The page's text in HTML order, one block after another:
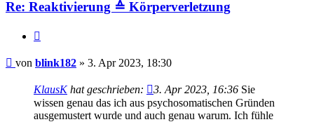
Re: Reaktivierung ≙ Körperverletzung
Beitrag
von blink182 » 3. Apr 2023, 18:30
KlausKhat geschrieben: 3. Apr 2023, 16:36 Sie
wissen genau das ich aus psychosomatischen Gründen
ausgemustert wurde und auch genau warum. Ich fühle